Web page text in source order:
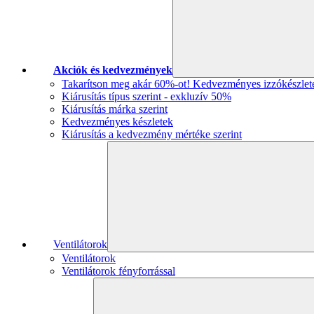
Akciók és kedvezmények
Takarítson meg akár 60%-ot! Kedvezményes
Kiárusítás típus szerint - exkluzív 50%
Kiárusítás márka szerint
Kedvezményes készletek
Kiárusítás a kedvezmény mértéke szerint
Ventilátorok
Ventilátorok
Ventilátorok fényforrással